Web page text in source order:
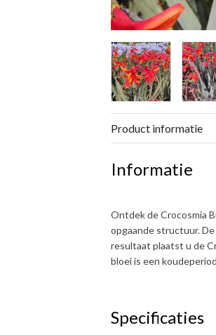
Product informatie
Informatie
Ontdek deCrocosmia
opgaande structuur.
resultaat plaatst u de
bloei is een
Specificaties